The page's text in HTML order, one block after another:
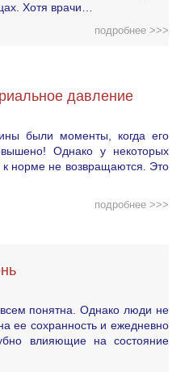
Хотя врачи…
подробнее >>>
давление
были моменты, когда его
Однако у некоторых
норме не возвращаются. Это
подробнее >>>
понятна. Однако люди не
ее сохранность и ежедневно
влияющие на состояние